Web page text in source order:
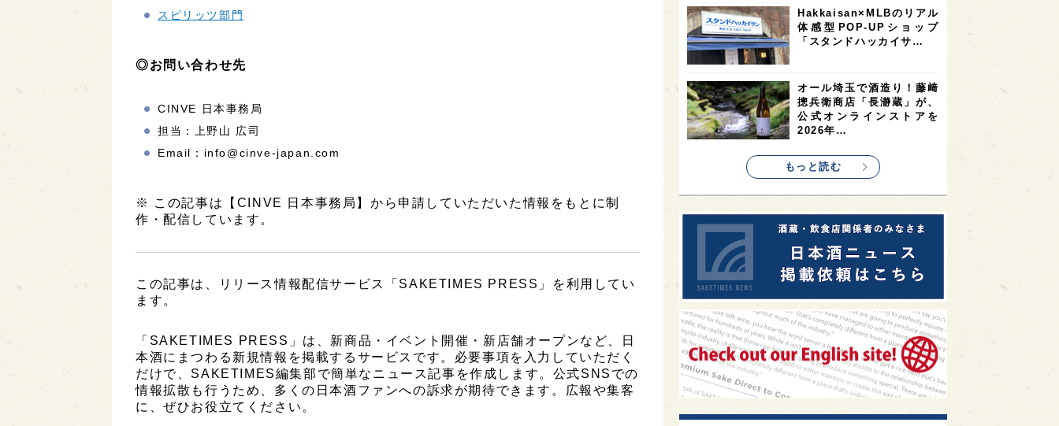
スピリッツ部門
◎お問い合わせ先
CINVE 日本事務局
担当：上野山 広司
Email：info@cinve-japan.com
※ この記事は【CINVE 日本事務局】から申請していただいた情報をもとに制
作・配信しています。
この記事は、リリース情報配信サービス「SAKETIMES PRESS」を利用してい
ます。
「SAKETIMES PRESS」は、新商品・イベント開催・新店舗オープンなど、日
本酒にまつわる新規情報を掲載するサービスです。必要事項を入力していただく
だけで、SAKETIMES編集部で簡単なニュース記事を作成します。公式SNSでの
情報拡散も行うため、多くの日本酒ファンへの訴求が期待できます。広報や集客
に、ぜひお役立てください。
全蔵めぐり 1 シンガポール 1 カナダ 1
1 熊本県 1
イギリス 1 ノルウェー 新宿区 1
歌舞伎町 1 沖縄県 1 鳥取県 1
saketimes_image_4 1
Hakkaisan×MLBのリアル
体感型POP-UPショップ
「スタンドハッカイサ…
オール埼玉で酒造り！藤﨑
摠兵衛商店「長瀞蔵」が、
公式オンラインストアを
2026年…
もっと読む